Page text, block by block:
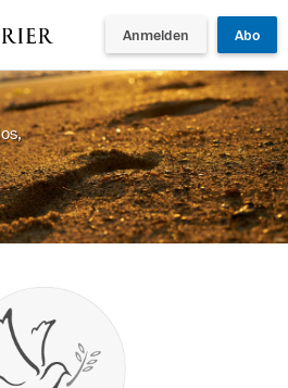
Anmelden Abo